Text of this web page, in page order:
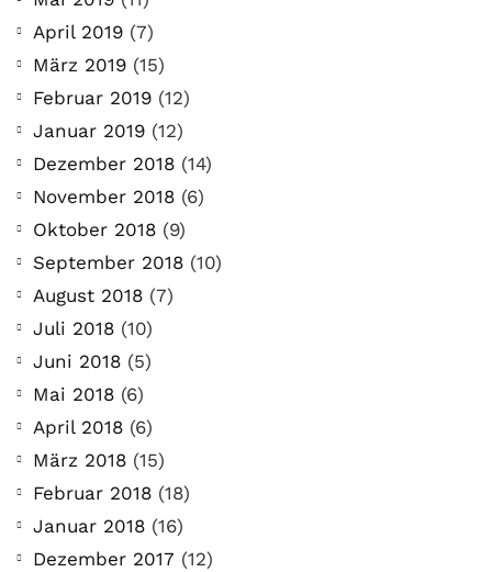
April 2019 (7)
März 2019 (15)
Februar 2019 (12)
Januar 2019 (12)
Dezember 2018 (14)
November 2018 (6)
Oktober 2018 (9)
September 2018 (10)
August 2018 (7)
Juli 2018 (10)
Juni 2018 (5)
Mai 2018 (6)
April 2018 (6)
März 2018 (15)
Februar 2018 (18)
Januar 2018 (16)
Dezember 2017 (12)